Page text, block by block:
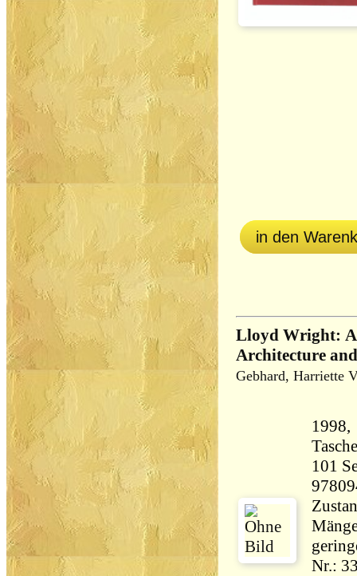
in den
Lloyd Wright:
Architecture
Gebhard, Harriette
1998,
101 Seiten
Nr.: